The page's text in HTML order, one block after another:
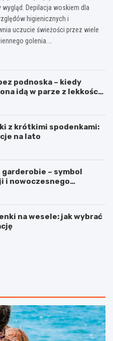
Depilacja woskiem dla
higienicznych i
uczucie świeżości przez wiele
golenia.…
podnoska – kiedy
idą w parze z lekkością
z krótkimi spodenkami:
na lato
garderobie – symbol
i nowoczesnego
na wesele: jak wybrać